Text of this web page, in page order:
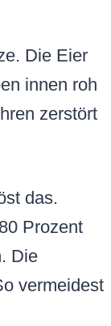
Die Eier
innen roh
zerstört
das.
Prozent
Die
vermeidest